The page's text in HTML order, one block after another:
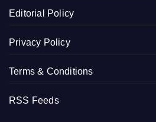
Editorial Policy
Privacy Policy
Terms & Conditions
RSS Feeds